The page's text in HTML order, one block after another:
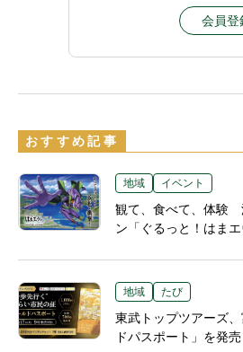
会員登
おすすめ記事
地域 イベント
観て、食べて、体験
ン「ぐるっと！はま
地域 たび
東武トップツアーズ
ドパスポート」を発売